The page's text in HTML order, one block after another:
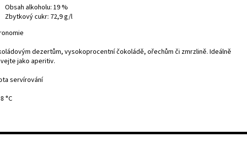
Obsah alkoholu: 19 %
Zbytkový cukr: 72,9 g/l
dezertům, vysokoprocentní čokoládě, ořechům či zmrzlině. Ideálně
jako aperitiv.
servírování
°C